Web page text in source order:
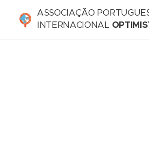
ASSOCIAÇÃO
INTERNACIONAL